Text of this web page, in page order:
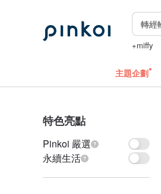
+miffy
主題企劃
特色亮點
Pinkoi 嚴選
永續生活